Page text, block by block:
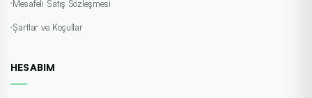
Mesafeli Satış Sözleşmesi
Şartlar ve Koşullar
HESABIM